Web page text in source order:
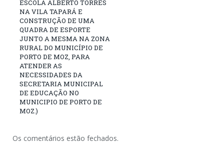
ESCOLA ALBERTO TORRES
NA VILA TAPARÁ E
CONSTRUÇÃO DE UMA
QUADRA DE ESPORTE
JUNTO A MESMA NA ZONA
RURAL DO MUNICÍPIO DE
PORTO DE MOZ, PARA
ATENDER AS
NECESSIDADES DA
SECRETARIA MUNICIPAL
DE EDUCAÇÃO NO
MUNICIPIO DE PORTO DE
MOZ.)
Os comentários estão fechados.